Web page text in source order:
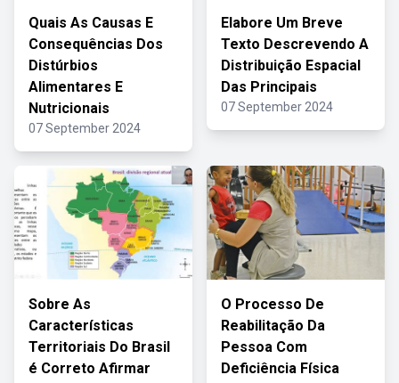
Quais As Causas E
Consequências Dos
Distúrbios
Alimentares E
Nutricionais
07 September 2024
Elabore Um Breve
Texto Descrevendo A
Distribuição Espacial
Das Principais
07 September 2024
Sobre As
Características
Territoriais Do Brasil
é Correto Afirmar
O Processo De
Reabilitação Da
Pessoa Com
Deficiência Física